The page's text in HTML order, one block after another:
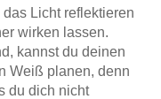
Licht reflektieren
wirken lassen.
kannst du deinen
Weiß planen, denn
du dich nicht